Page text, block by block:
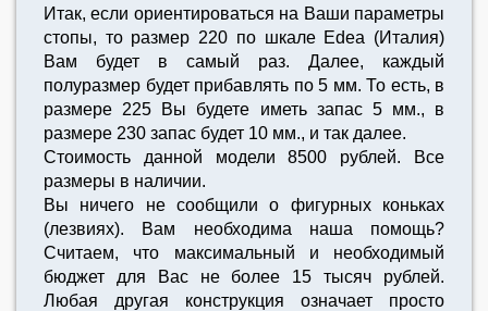
Итак, если ориентироваться на Ваши параметры
стопы, то размер 220 по шкале Edea (Италия)
Вам будет в самый раз. Далее, каждый
полуразмер будет прибавлять по 5 мм. То есть, в
размере 225 Вы будете иметь запас 5 мм., в
размере 230 запас будет 10 мм., и так далее.
Стоимость данной модели 8500 рублей. Все
размеры в наличии.
Вы ничего не сообщили о фигурных коньках
(лезвиях). Вам необходима наша помощь?
Считаем, что максимальный и необходимый
бюджет для Вас не более 15 тысяч рублей.
Любая другая конструкция означает просто